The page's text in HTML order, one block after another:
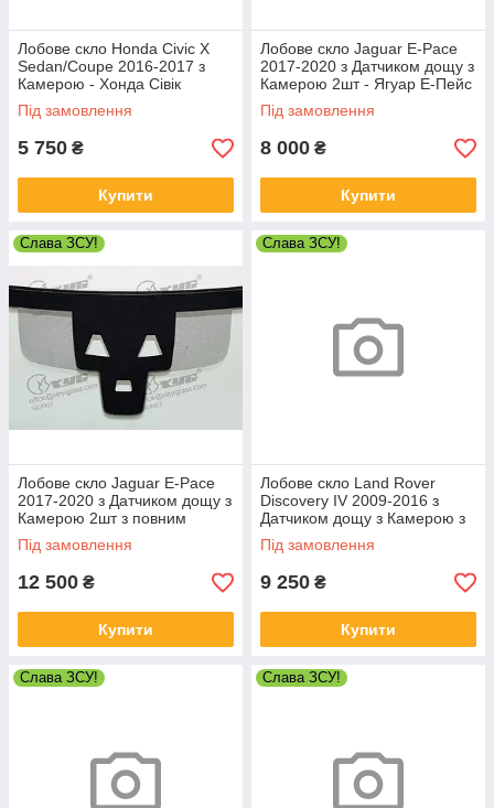
Лобове скло Honda Civic X
Sedan/Coupe 2016-2017 з
Камерою - Хонда Сівік
Під замовлення
5 750 ₴
Купити
Лобове скло Jaguar E-Pace
2017-2020 з Датчиком дощу з
Камерою 2шт - Ягуар Е-Пейс
Під замовлення
8 000 ₴
Купити
Слава ЗСУ!
Лобове скло Jaguar E-Pace
2017-2020 з Датчиком дощу з
Камерою 2шт з повним
підігрівом - Ягуар Е-Пейс
Під замовлення
12 500 ₴
Купити
Слава ЗСУ!
Лобове скло Land Rover
Discovery IV 2009-2016 з
Датчиком дощу з Камерою з
повним підігрівом - Ленд
Ровер Діскавері
Під замовлення
9 250 ₴
Купити
Слава ЗСУ! Слава ЗСУ!